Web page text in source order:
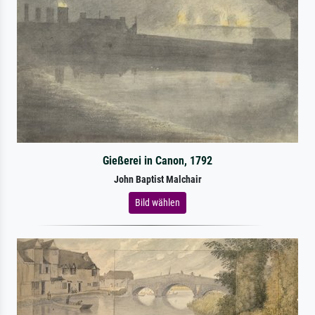
Gießerei in Canon, 1792
John Baptist Malchair
Bild wählen